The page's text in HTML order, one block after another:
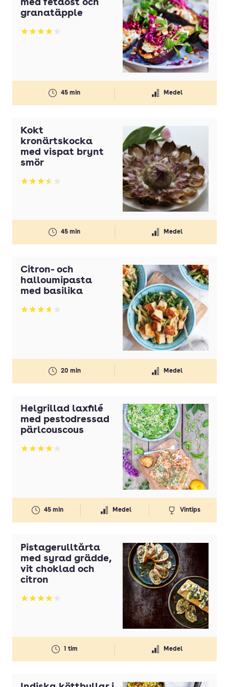
Olivolja
Olja
Pasta
Potatis(ar)
Purjolök(ar)
Rapsolja
Tomater
Tomatpuré
Vaniljsocker
Ägg
med fetaost och
granatäpple
Betyg: 3.84 av 5
45 min Medel
Kokt
kronärtskocka
med vispat brynt
smör
Betyg: 3.47 av 5
45 min Medel
Citron- och
halloumipasta
med basilika
Betyg: 3.75 av 5
20 min Medel
Helgrillad laxfilé
med pestodressad
pärlcouscous
Betyg: 4.1 av 5
45 min Medel Vintips
Pistagerulltårta
med syrad grädde,
vit choklad och
citron
Betyg: 4.19 av 5
1 tim Medel